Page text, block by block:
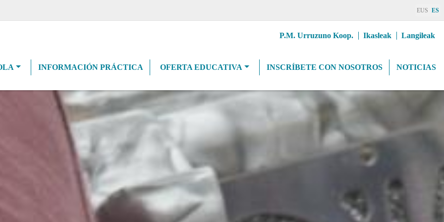
EUS ES
goiburuMenua
P.M. Urruzuno Koop. Ikasleak Langileak
navigationINFORMACIÓN PRÁCTICA OFERTA EDUCATIVA INSCRÍBETE CON NOSOTROS NOTICIAS